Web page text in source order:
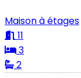
Maison à étages
11
3
2